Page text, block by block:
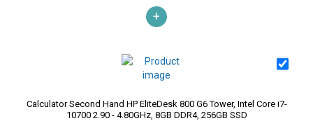
+
Calculator Second Hand HP EliteDesk 800 G6 Tower, Intel Core i7-
10700 2.90 - 4.80GHz, 8GB DDR4, 256GB SSD